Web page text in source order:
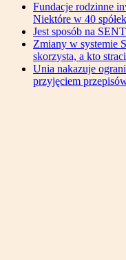
Fundacje rodzinne
Niektóre w 40
Jest sposób na
Zmiany w systemie
skorzysta, a kto straci
Unia nakazuje
przyjęciem